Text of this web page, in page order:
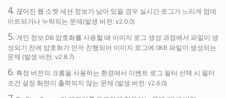
4. 끊어진 웹 소켓 세션 정보가 남아 있을 경우 실시간 로그가 느리게 업데
이트되거나 누락되는 문제(발생 버전: v2.0.0)
5. 개인 정보 DB 암호화를 사용할 때 이미지 로그 생성 과정에서 파일이 생
성되기 전에 암호화가 먼저 진행되어 이미지 로그에 0KB 파일이 생성되는
문제 (발생 버전: v2.8.7)
6. 특정 버전의 크롬을 사용하는 환경에서 이벤트 로그 필터 선택 시 필터
조건 설정 화면이 출력되지 않는 문제 (발생 버전: v2.6.0)